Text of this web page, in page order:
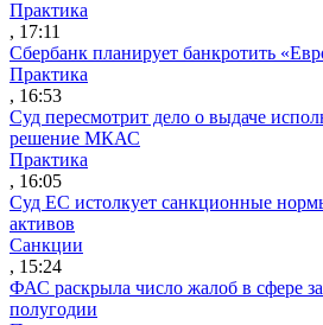
Практика
, 17:11
Сбербанк планирует банкротить
Практика
, 16:53
Суд пересмотрит дело о выдаче
решение МКАС
Практика
, 16:05
Суд ЕС истолкует санкционные
активов
Санкции
, 15:24
ФАС раскрыла число жалоб в сфере
полугодии